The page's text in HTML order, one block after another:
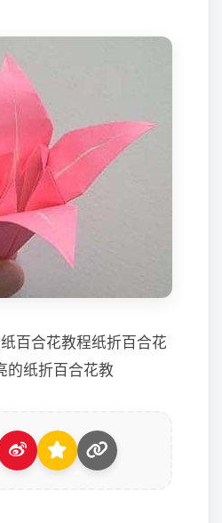
百合花教程纸折百合花
的纸折百合花教